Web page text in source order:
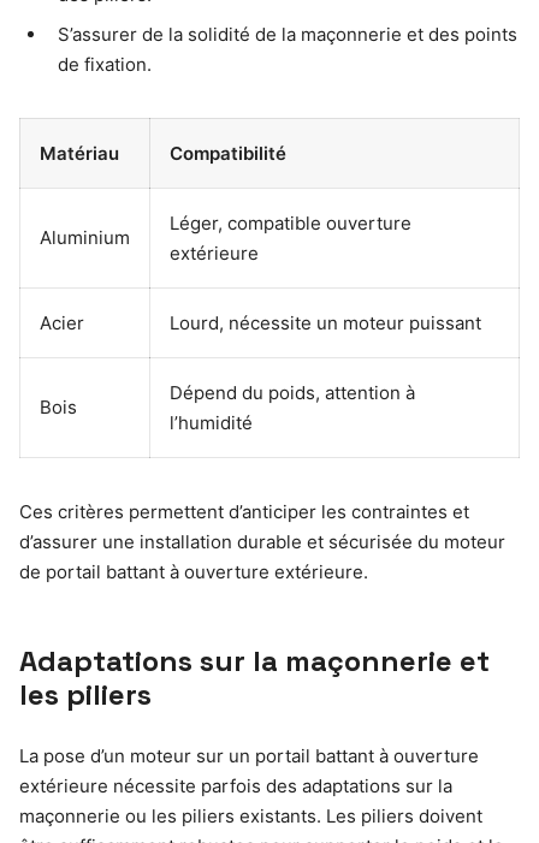
S’assurer de la solidité de la maçonnerie et des points
de fixation.
Matériau Compatibilité
Aluminium
Léger, compatible ouverture
extérieure
Acier Lourd, nécessite un moteur puissant
Bois
Dépend du poids, attention à
l’humidité
Ces critères permettent d’anticiper les contraintes et
d’assurer une installation durable et sécurisée du moteur
de portail battant à ouverture extérieure.
Adaptations sur la maçonnerie et
les piliers
La pose d’un moteur sur un portail battant à ouverture
extérieure nécessite parfois des adaptations sur la
maçonnerie ou les piliers existants. Les piliers doivent